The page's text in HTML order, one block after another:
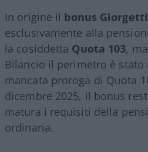
In origine il bonus Giorgetti
esclusivamente alla
la cosiddetta Quota 103,
Bilancio il perimetro è stato
mancata proroga di Quota
dicembre 2025, il bonus
matura i requisiti della
ordinaria.